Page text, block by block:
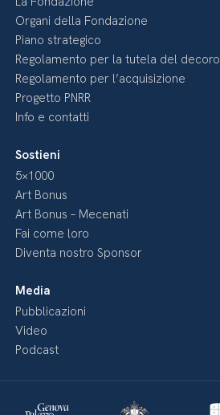
Organi della Fondazione
Piano strategico
Regolamento per la tutela del decoro
Regolamento per l’acquisizione
Progetto PNRR
Info e contatti
Sostieni
5×1000
Art Bonus
Art Bonus – Mecenati
Fai come loro
Diventa nostro Sponsor
Media
Pubblicazioni
Video
Podcast